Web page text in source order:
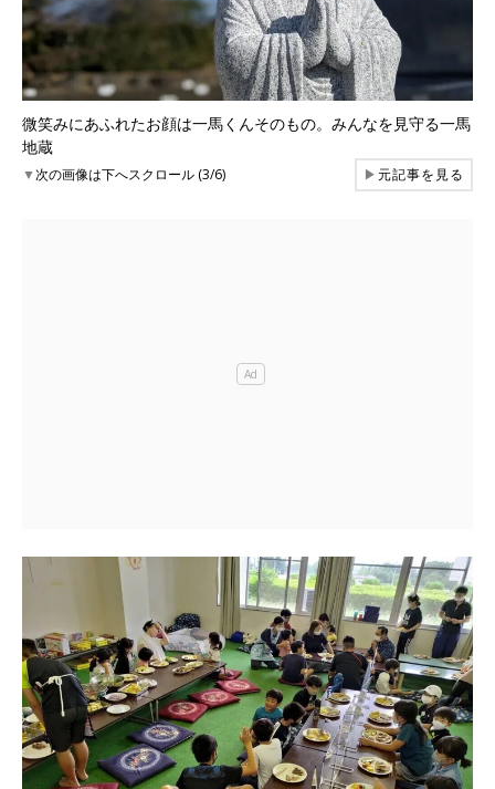
微笑みにあふれたお顔は一馬くんそのもの。みんなを見守る一馬
地蔵
▼次の画像は下へスクロール (3/6) ▶元記事を見る